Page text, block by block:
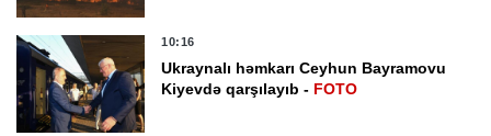
10:16
Ukraynalı həmkarı Ceyhun Bayramovu
Kiyevdə qarşılayıb - FOTO